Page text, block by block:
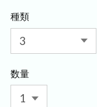
種類
数量